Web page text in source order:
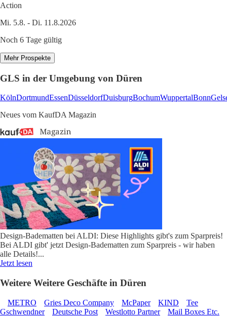
Action
Mi. 5.8. - Di. 11.8.2026
Noch 6 Tage gültig
Mehr Prospekte
GLS in der Umgebung von Düren
KölnDortmundEssenDüsseldorfDuisburgBochumWuppertalBonn
Neues vom KaufDA Magazin
Design-Badematten bei ALDI: Diese Highlights gibt's zum Sparpreis!
Bei ALDI gibt' jetzt Design-Badematten zum Sparpreis - wir haben
alle Details!...
Jetzt lesen
Weitere Weitere Geschäfte in Düren
METRO Gries Deco Company McPaper KIND
Tee
Gschwendner
Deutsche Post Westlotto Partner
Mail Boxes Etc.